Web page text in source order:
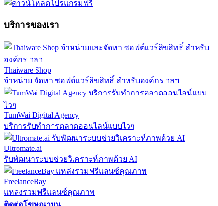
บริการของเรา
Thaiware Shop
จำหน่าย จัดหา ซอฟต์แวร์ลิขสิทธิ์ สำหรับองค์กร ฯลฯ
TumWai Digital Agency
บริการรับทำการตลาดออนไลน์แบบไวๆ
Ultromate.ai
รับพัฒนาระบบช่วยวิเคราะห์ภาพด้วย AI
FreelanceBay
แหล่งรวมฟรีแลนซ์คุณภาพ
ติดต่อโฆษณาบน